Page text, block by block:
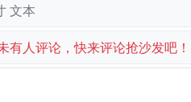
文本
有人评论，快来评论抢沙发吧！